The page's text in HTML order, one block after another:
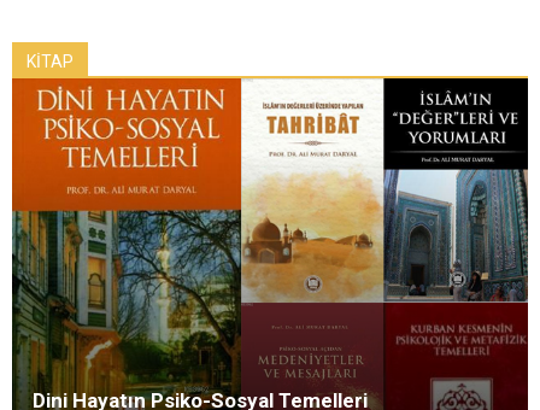
KİTAP
Dini Hayatın Psiko-Sosyal Temelleri